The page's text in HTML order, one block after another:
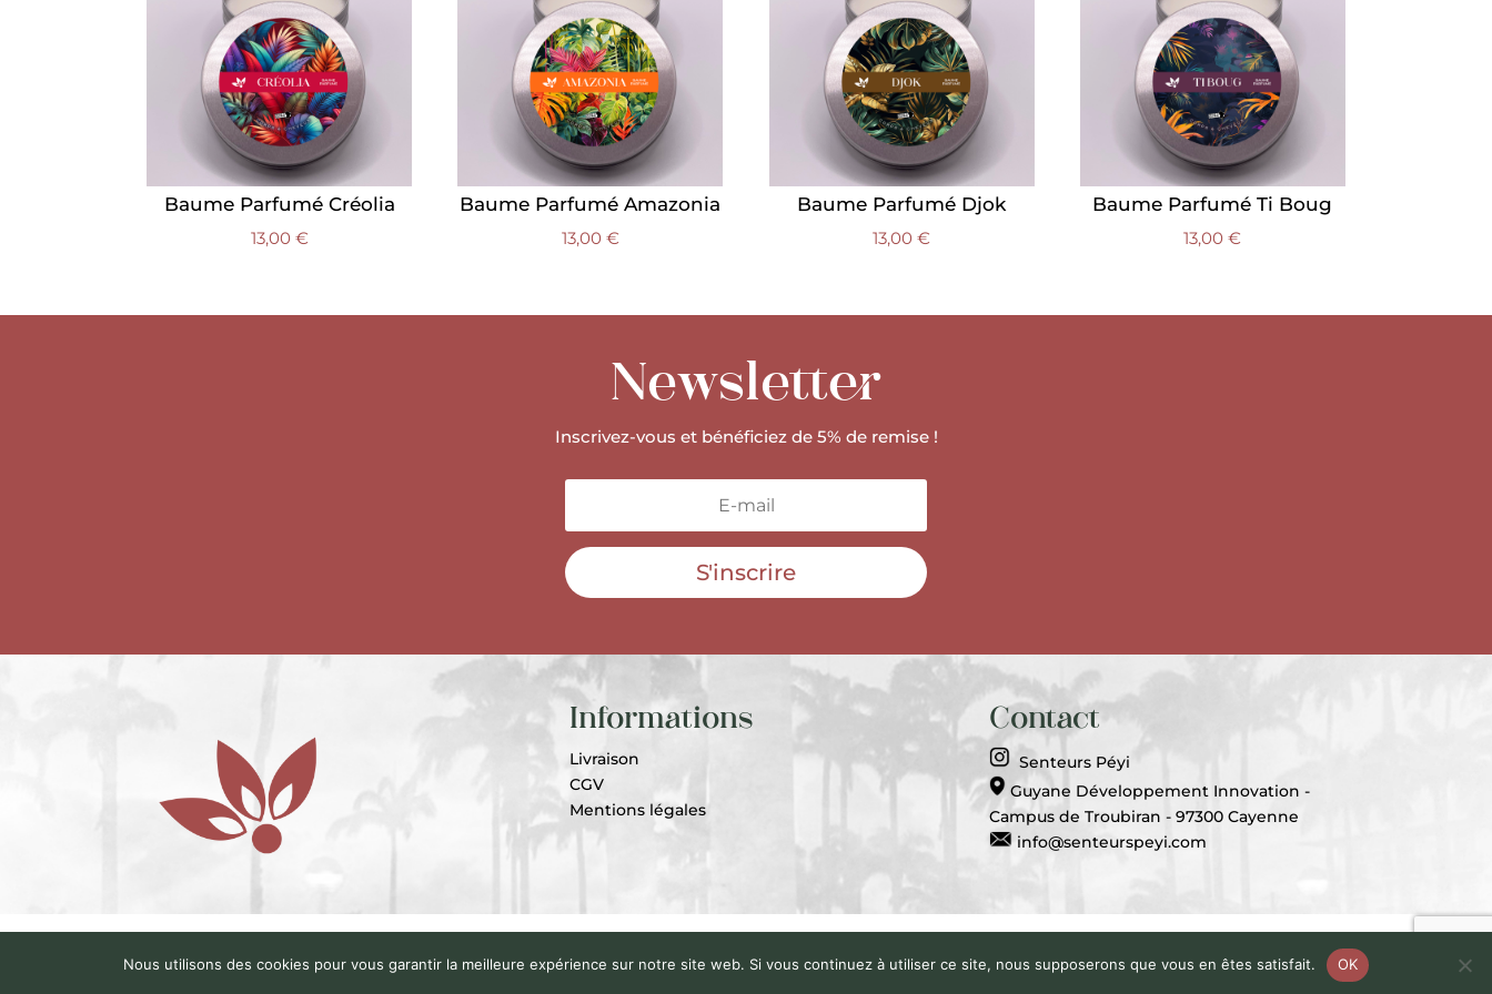
Baume Parfumé Créolia
13,00 €
Baume Parfumé Amazonia
13,00 €
Baume Parfumé Djok
13,00€
Baume Parfumé Ti Boug
13,00€
Newsletter
Inscrivez-vous et bénéficiez de 5% de remise !
S'inscrire
Informations
Livraison
CGV
Mentions légales
Contact
Senteurs Péyi
Guyane Développement Innovation -
Campus de Troubiran - 97300 Cayenne
info@senteurspeyi.com
© Senteurs Péyi | Tous Droits Réservés | Développé par Graphence
Nous utilisons des cookies pour vous garantir la meilleure expérience sur notre site web. Si vous continuez à utiliser ce site, nous supposerons que vous en êtes satisfait. OK